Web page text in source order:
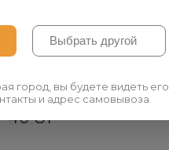
40 81
город, вы будете видеть его
и адрес самовывоза